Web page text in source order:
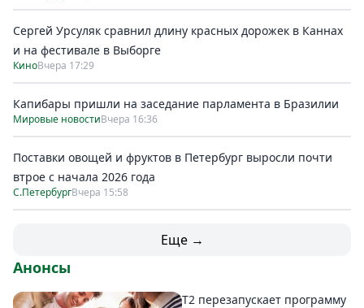
Сергей Урсуляк сравнил длину красных дорожек в Каннах
и на фестивале в Выборге
КиноВчера 17:29
Капибары пришли на заседание парламента в Бразилии
Мировые новостиВчера 16:36
Поставки овощей и фруктов в Петербург выросли почти
втрое с начала 2026 года
С.ПетербургВчера 15:58
Еще →
Анонсы
Т2 перезапускает программу